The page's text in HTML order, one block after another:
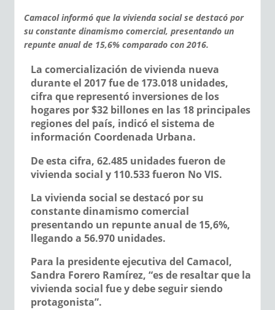
Camacol informó que la vivienda social se destacó por
su constante dinamismo comercial, presentando un
repunte anual de 15,6% comparado con 2016.
La comercialización de vivienda nueva
durante el 2017 fue de 173.018 unidades,
cifra que representó inversiones de los
hogares por $32 billones en las 18 principales
regiones del país, indicó el sistema de
información Coordenada Urbana.
De esta cifra, 62.485 unidades fueron de
vivienda social y 110.533 fueron No VIS.
La vivienda social se destacó por su
constante dinamismo comercial
presentando un repunte anual de 15,6%,
llegando a 56.970 unidades.
Para la presidente ejecutiva del Camacol,
Sandra Forero Ramírez, “es de resaltar que la
vivienda social fue y debe seguir siendo
protagonista”.